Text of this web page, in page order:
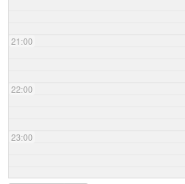
21:00
22:00
23:00